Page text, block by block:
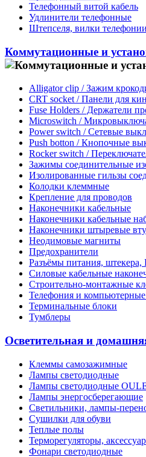
Телефонный витой кабель
Удлинители телефонные
Штепселя, вилки телефонии
Коммутационные и
Alligator clip / Зажим
CRT socket / Панели для
Fuse Holders / Держатели
Microswitch /
Power switch / Сетевые
Push botton / Кнопочные
Rocker switch /
Зажимы соединительные
Изолированные гильзы
Колодки клеммные
Крепление для проводов
Наконечники кабельные
Наконечники кабельные
Наконечники штыревые
Неодимовые магниты
Предохранители
Разъёмы питания, штекера,
Силовые кабельные
Строительно-монтажные
Телефония и
Терминальные блоки
Тумблеры
Осветительная и
Клеммы самозажимные
Лампы светодиодные
Лампы светодиодные
Лампы энергосберегающие
Светильники, лампы-
Сушилки для обуви
Теплые полы
Терморегуляторы,
Фонари светодиодные